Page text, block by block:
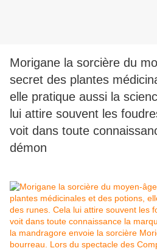
Morigane la sorcière du
secret des plantes
elle pratique aussi la
lui attire souvent les
voit dans toute
démon